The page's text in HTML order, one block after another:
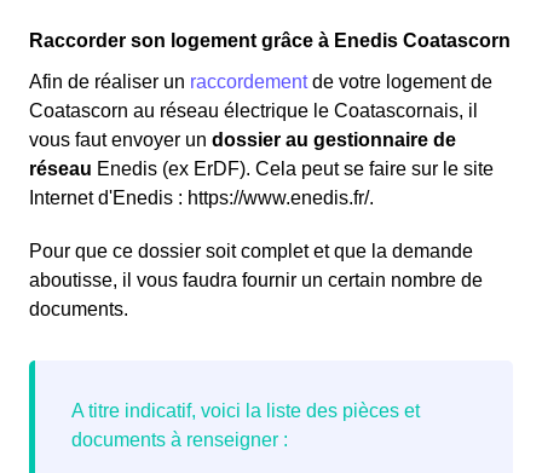
Raccorder son logement grâce à Enedis Coatascorn
Afin de réaliser un raccordementde votre logement de
Coatascorn au réseau électrique le Coatascornais, il
vous faut envoyer un dossier au gestionnaire de
réseau Enedis (ex ErDF). Cela peut se faire sur le site
Internet d'Enedis : https://www.enedis.fr/.
Pour que ce dossier soit complet et que la demande
aboutisse, il vous faudra fournir un certain nombre de
documents.